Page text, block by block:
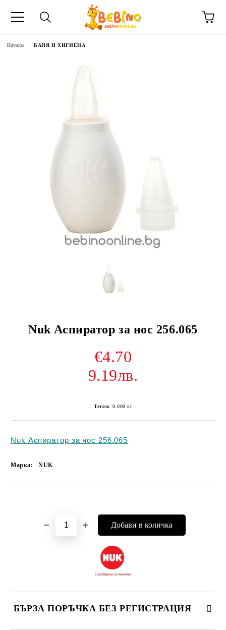
Начало БАНЯ И ХИГИЕНА
Nuk Аспиратор за нос 256.065
€4.70
9.19лв.
Тегло: 0.000 кг
Nuk Аспиратор за нос 256.065
Марка: NUK
БЪРЗА ПОРЪЧКА БЕЗ РЕГИСТРАЦИЯ